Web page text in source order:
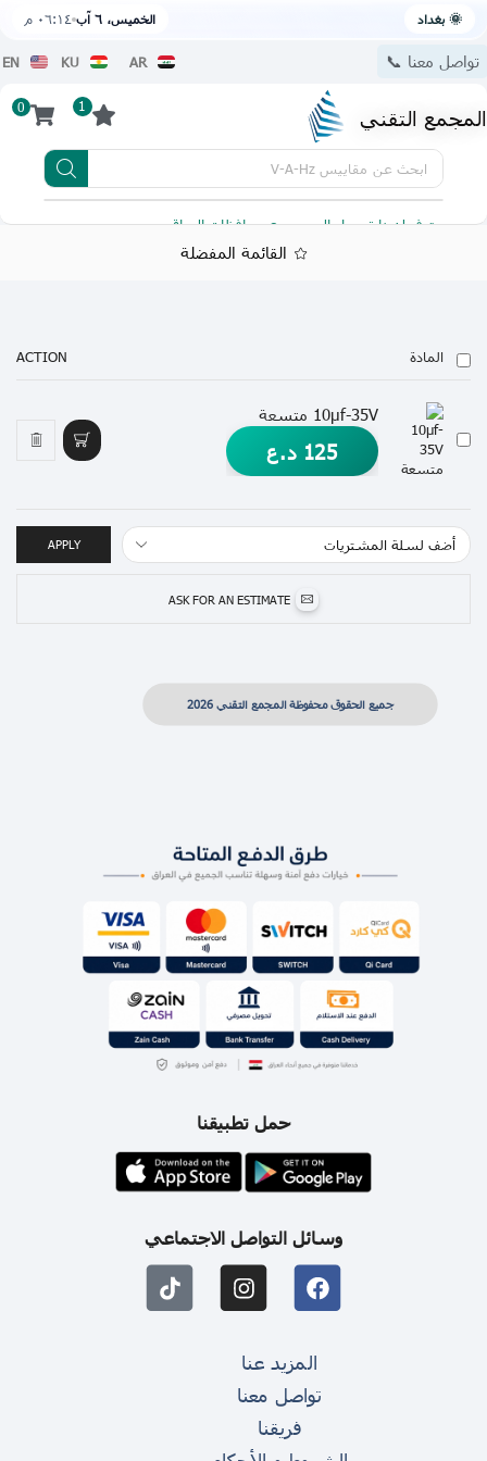
🌞 بغداد الخميس، ٦ آب ٠٦:١٤ م
تواصل معنا 📞 AR
KU
EN
المجمع التقني 1
0
ابحث عن مقاييس V-A-Hz
يتوفر لدينا توصيل الى جميع محافظات العراق
القائمة المفضلة
المادة ACTION
10µf-35V متسعة
125 د.ع
APPLY
ASK FOR AN ESTIMATE
جميع الحقوق محفوظة المجمع التقني 2026
حمل تطبيقنا
وسائل التواصل الاجتماعي
المزيد عنا
تواصل معنا
فريقنا